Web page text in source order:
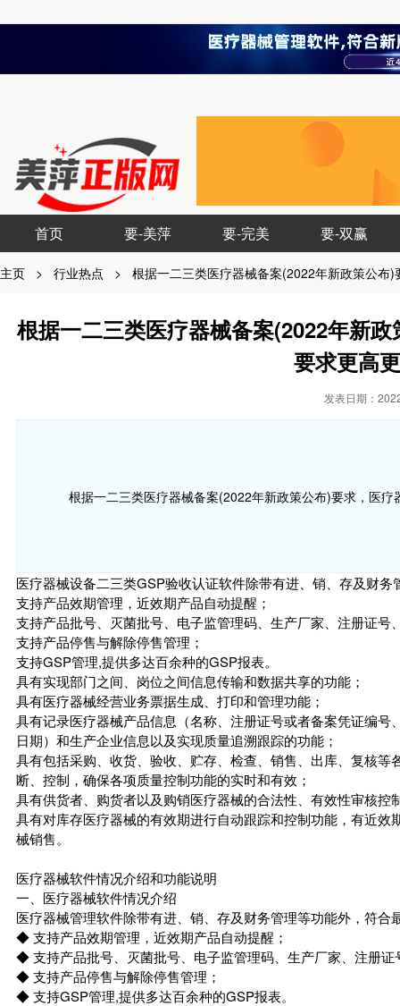
首页 要-美萍 要-完美 要-双赢
主页 > 行业热点 > 根据一二三类医疗器械备案(2022年新政策公布
根据一二三类医疗器械备案(2022年新
要求更高
发表日期：
根据一二三类医疗器械备案(2022年新政策公布)要求，医
医疗器械设备二三类GSP验收认证软件除带有进、销、存及财
支持产品效期管理，近效期产品自动提醒；
支持产品批号、灭菌批号、电子监管理码、生产厂家、注册证
支持产品停售与解除停售管理；
支持GSP管理,提供多达百余种的GSP报表。
具有实现部门之间、岗位之间信息传输和数据共享的功能；
具有医疗器械经营业务票据生成、打印和管理功能；
具有记录医疗器械产品信息（名称、注册证号或者备案凭证编
日期）和生产企业信息以及实现质量追溯跟踪的功能；
具有包括采购、收货、验收、贮存、检查、销售、出库、复核
断、控制，确保各项质量控制功能的实时和有效；
具有供货者、购货者以及购销医疗器械的合法性、有效性审核控
具有对库存医疗器械的有效期进行自动跟踪和控制功能，有近
械销售。
医疗器械软件情况介绍和功能说明
一、医疗器械软件情况介绍
医疗器械管理软件除带有进、销、存及财务管理等功能外，符合
◆ 支持产品效期管理，近效期产品自动提醒；
◆ 支持产品批号、灭菌批号、电子监管理码、生产厂家、注册
◆ 支持产品停售与解除停售管理；
◆ 支持GSP管理,提供多达百余种的GSP报表。